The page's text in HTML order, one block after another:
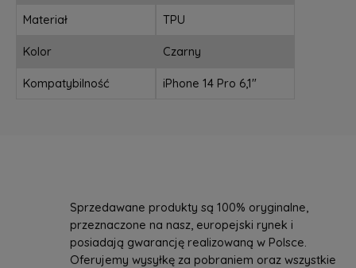
Materiał TPU
Kolor Czarny
Kompatybilność iPhone 14 Pro 6,1"
Sprzedawane produkty są 100% oryginalne,
przeznaczone na nasz, europejski rynek i
posiadają gwarancję realizowaną w Polsce.
Oferujemy wysyłkę za pobraniem oraz wszystkie